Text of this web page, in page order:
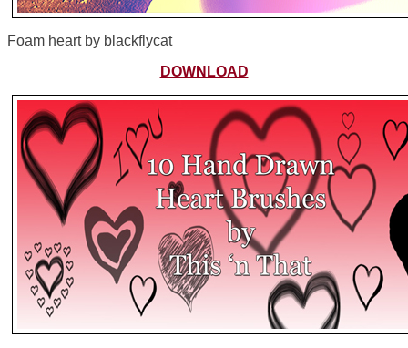
Foam heart by blackflycat
DOWNLOAD